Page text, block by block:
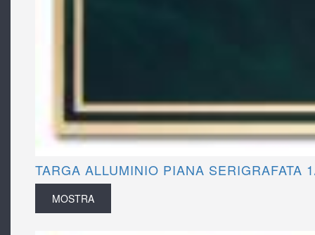
TARGA ALLUMINIO PIANA SERIGRAFATA
MOSTRA